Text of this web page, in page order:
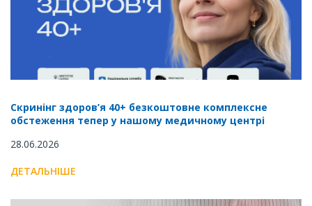
Скринінг здоров’я 40+ безкоштовне комплексне
обстеження тепер у нашому медичному центрі
28.06.2026
ДЕТАЛЬНІШЕ